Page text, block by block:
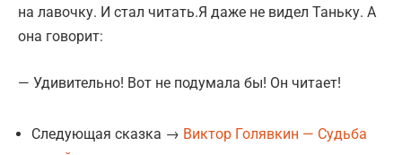
на лавочку. И стал читать.Я даже не видел Таньку. А
она говорит:
— Удивительно! Вот не подумала бы! Он читает!
Следующая сказка → Виктор Голявкин — Судьба